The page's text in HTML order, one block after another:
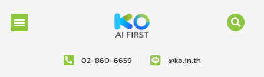
02-860-6659 @ko.in.th